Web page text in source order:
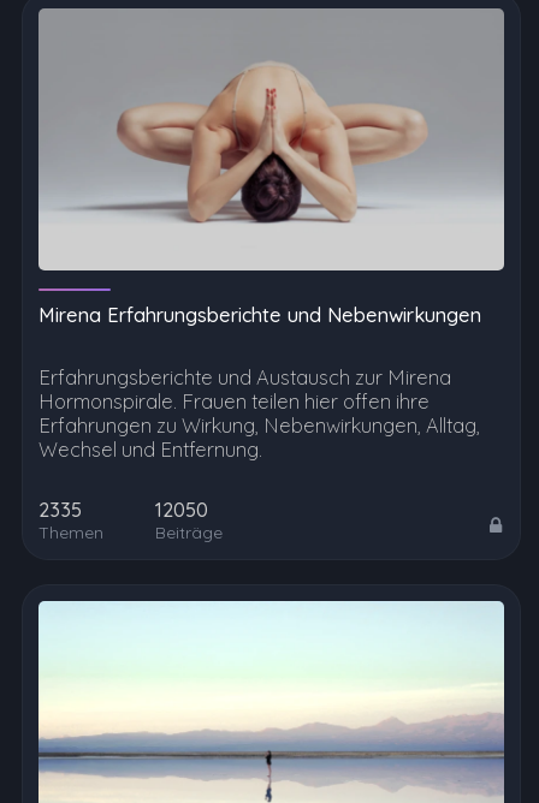
Mirena Erfahrungsberichte und Nebenwirkungen
Erfahrungsberichte und Austausch zur Mirena
Hormonspirale. Frauen teilen hier offen ihre
Erfahrungen zu Wirkung, Nebenwirkungen, Alltag,
Wechsel und Entfernung.
2335
Themen
12050
Beiträge